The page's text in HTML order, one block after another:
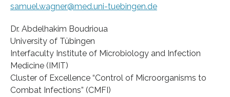
samuel.wagner@med.uni-tuebingen.de
Dr. Abdelhakim Boudrioua
University of Tübingen
Interfaculty Institute of Microbiology and Infection
Medicine (IMIT)
Cluster of Excellence “Control of Microorganisms to
Combat Infections” (CMFI)